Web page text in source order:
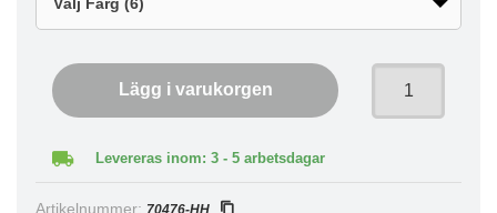
Lägg i varukorgen
Levereras inom: 3 - 5 arbetsdagar
Artikelnummer: 70476-HH